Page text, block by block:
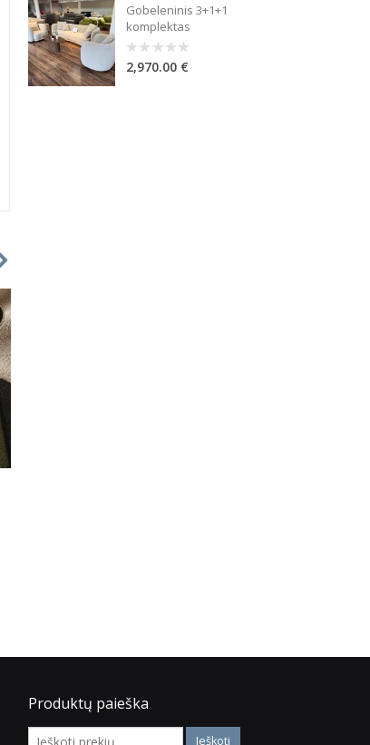
5
Gobeleninis 3+1+1
komplektas
0
out
2,970.00 €
Produktų paieška